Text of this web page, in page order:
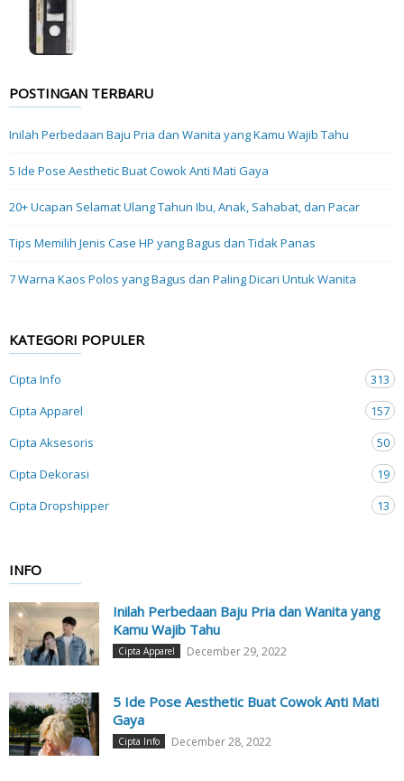
POSTINGAN TERBARU
Inilah Perbedaan Baju Pria dan Wanita yang Kamu Wajib Tahu
5 Ide Pose Aesthetic Buat Cowok Anti Mati Gaya
20+ Ucapan Selamat Ulang Tahun Ibu, Anak, Sahabat, dan Pacar
Tips Memilih Jenis Case HP yang Bagus dan Tidak Panas
7 Warna Kaos Polos yang Bagus dan Paling Dicari Untuk Wanita
KATEGORI POPULER
Cipta Info
313
Cipta Apparel
157
Cipta Aksesoris
50
Cipta Dekorasi
19
Cipta Dropshipper
13
INFO
Inilah Perbedaan Baju Pria dan Wanita yang
Kamu Wajib Tahu
Cipta Apparel December 29, 2022
5 Ide Pose Aesthetic Buat Cowok Anti Mati
Gaya
Cipta Info December 28, 2022